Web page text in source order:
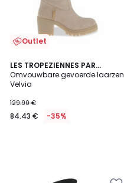
Outlet
LES TROPEZIENNES PAR
M.BELARBI
Omvouwbare gevoerde laarzen
Velvia
129.90 €
84.43 € -35%